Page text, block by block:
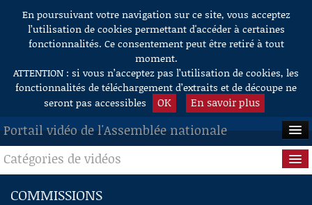
Aller au contenu
En poursuivant votre navigation sur ce site, vous acceptez
l’utilisation de cookies permettant d'accéder à certaines
fonctionnalités. Ce consentement peut être retiré à tout
moment.
ATTENTION : si vous n’acceptez pas l’utilisation de cookies, les
fonctionnalités de téléchargement d’extraits et de découpe ne
seront pas accessibles
OK En savoir plus
Portail vidéo de l'Assemblée nationale
ACCUEIL
EN DIRECT
Catégories de vidéos
COMMISSIONS